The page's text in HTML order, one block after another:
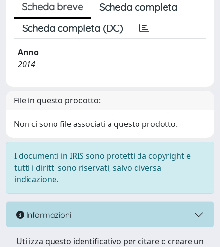
Scheda breve
Scheda completa
Scheda completa (DC)
Anno
2014
File in questo prodotto:
Non ci sono file associati a questo prodotto.
I documenti in IRIS sono protetti da copyright e
tutti i diritti sono riservati, salvo diversa
indicazione.
Informazioni
Utilizza questo identificativo per citare o creare un